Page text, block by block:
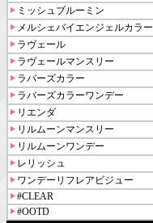
ミッシュブルーミン
メルシェバイエンジェルカラー
ラヴェール
ラヴェールマンスリー
ラバーズカラー
ラバーズカラーワンデー
リエンダ
リルムーンマンスリー
リルムーンワンデー
レリッシュ
ワンデーリフレアビジュー
#CLEAR
#OOTD